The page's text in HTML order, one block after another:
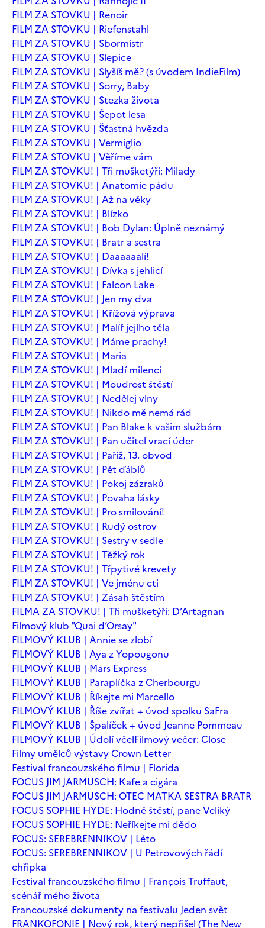
FILM ZA STOVKU | Renoir
FILM ZA STOVKU | Riefenstahl
FILM ZA STOVKU | Sbormistr
FILM ZA STOVKU | Slepice
FILM ZA STOVKU | Slyšíš mě? (s úvodem IndieFilm)
FILM ZA STOVKU | Sorry, Baby
FILM ZA STOVKU | Stezka života
FILM ZA STOVKU | Šepot lesa
FILM ZA STOVKU | Šťastná hvězda
FILM ZA STOVKU | Vermiglio
FILM ZA STOVKU | Věříme vám
FILM ZA STOVKU! | Tři mušketýři: Milady
FILM ZA STOVKU! | Anatomie pádu
FILM ZA STOVKU! | Až na věky
FILM ZA STOVKU! | Blízko
FILM ZA STOVKU! | Bob Dylan: Úplně neznámý
FILM ZA STOVKU! | Bratr a sestra
FILM ZA STOVKU! | Daaaaaalí!
FILM ZA STOVKU! | Dívka s jehlicí
FILM ZA STOVKU! | Falcon Lake
FILM ZA STOVKU! | Jen my dva
FILM ZA STOVKU! | Křížová výprava
FILM ZA STOVKU! | Malíř jejího těla
FILM ZA STOVKU! | Máme prachy!
FILM ZA STOVKU! | Maria
FILM ZA STOVKU! | Mladí milenci
FILM ZA STOVKU! | Moudrost štěstí
FILM ZA STOVKU! | Nedělej vlny
FILM ZA STOVKU! | Nikdo mě nemá rád
FILM ZA STOVKU! | Pan Blake k vašim službám
FILM ZA STOVKU! | Pan učitel vrací úder
FILM ZA STOVKU! | Paříž, 13. obvod
FILM ZA STOVKU! | Pět ďáblů
FILM ZA STOVKU! | Pokoj zázraků
FILM ZA STOVKU! | Povaha lásky
FILM ZA STOVKU! | Pro smilování!
FILM ZA STOVKU! | Rudý ostrov
FILM ZA STOVKU! | Sestry v sedle
FILM ZA STOVKU! | Těžký rok
FILM ZA STOVKU! | Třpytivé krevety
FILM ZA STOVKU! | Ve jménu cti
FILM ZA STOVKU! | Zásah štěstím
FILMA ZA STOVKU! | Tři mušketýři: D’Artagnan
Filmový klub "Quai d’Orsay"
FILMOVÝ KLUB | Annie se zlobí
FILMOVÝ KLUB | Aya z Yopougonu
FILMOVÝ KLUB | Mars Express
FILMOVÝ KLUB | Paraplíčka z Cherbourgu
FILMOVÝ KLUB | Říkejte mi Marcello
FILMOVÝ KLUB | Říše zvířat + úvod spolku SaFra
FILMOVÝ KLUB | Špalíček + úvod Jeanne Pommeau
FILMOVÝ KLUB | Údolí včelFilmový večer: Close
Filmy umělců výstavy Crown Letter
Festival francouzského filmu | Florida
FOCUS JIM JARMUSCH: Kafe a cigára
FOCUS JIM JARMUSCH: OTEC MATKA SESTRA BRATR
FOCUS SOPHIE HYDE: Hodně štěstí, pane Veliký
FOCUS SOPHIE HYDE: Neříkejte mi dědo
FOCUS: SEREBRENNIKOV | Léto
FOCUS: SEREBRENNIKOV | U Petrovových řádí
chřipka
Festival francouzského filmu | François Truffaut,
scénář mého života
Francouzské dokumenty na festivalu Jeden svět
FRANKOFONIE | Nový rok, který nepřišel (The New